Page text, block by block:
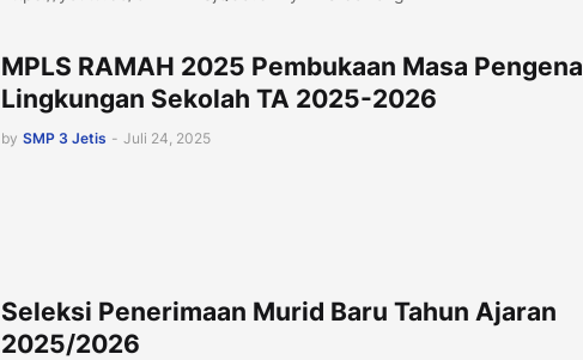
MPLS RAMAH 2025 Pembukaan Masa
Lingkungan Sekolah TA 2025-2026
by SMP 3 Jetis - Juli 24, 2025
Seleksi Penerimaan Murid Baru Tahun Ajaran
2025/2026